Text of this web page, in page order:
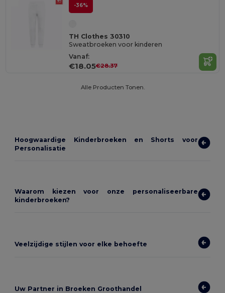
-36%
TH Clothes 30310
Sweatbroeken voor kinderen
Vanaf:
€18.05€28.37
Alle Producten Tonen.
Hoogwaardige Kinderbroeken en Shorts voor
Personalisatie
Waarom kiezen voor onze personaliseerbare
kinderbroeken?
Veelzijdige stijlen voor elke behoefte
Uw Partner in Broeken Groothandel